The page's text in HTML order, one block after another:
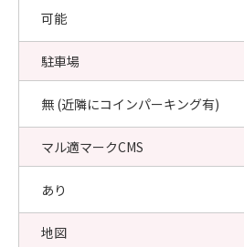
可能
駐車場
無 (近隣にコインパーキング有)
マル適マークCMS
あり
地図